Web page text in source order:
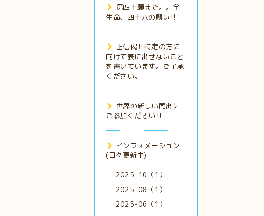
第四十願まで。。全
生命、四十八の願い‼️
正信偈‼️特定の方に
向けて表に出せないこと
を書いています。ご了承
ください。
世界の新しい門出に
ご参加ください‼️
インフォメーション
(日々更新中)
2025-10（1）
2025-08（1）
2025-06（1）